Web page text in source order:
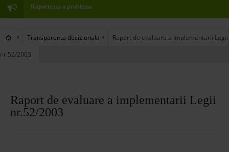
Raporteaza o problema
Transparenta decizionala
Raport de evaluare a implementarii Legii
nr.52/2003
Raport de evaluare a implementarii Legii
nr.52/2003